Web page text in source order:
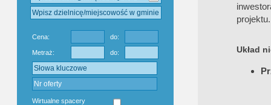
Cena: do:
Metraż: do:
Wirtualne spacery
projektu.
Układ